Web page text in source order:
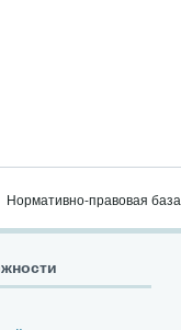
Нормативно-правовая база